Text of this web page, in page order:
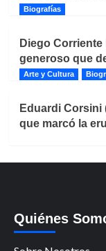
Biografías
Diego Corriente
generoso que
Arte y Cultura
Eduardi Corsini
que marcó la
Quiénes